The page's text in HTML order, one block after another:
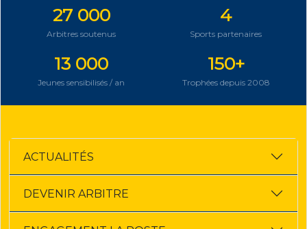
27 000
Arbitres soutenus
4
Sports partenaires
13 000
Jeunes sensibilisés / an
150+
Trophées depuis 2008
ACTUALITÉS
DEVENIR ARBITRE